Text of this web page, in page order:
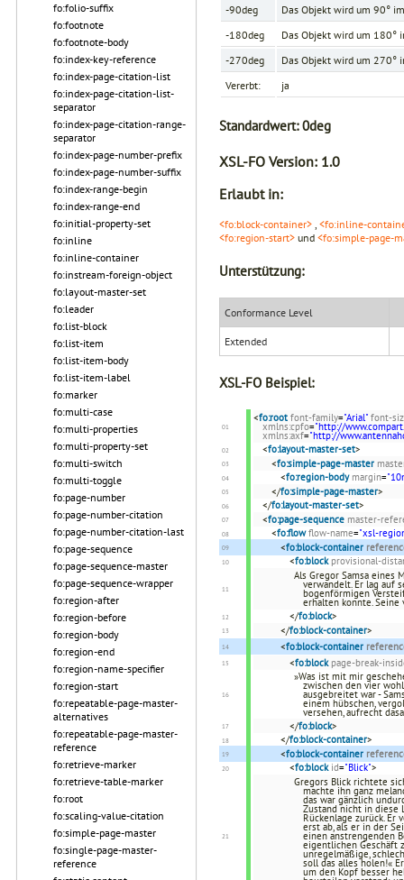
fo:folio-suffix
fo:footnote
fo:footnote-body
fo:index-key-reference
fo:index-page-citation-list
fo:index-page-citation-list-
separator
fo:index-page-citation-range-
separator
fo:index-page-number-prefix
fo:index-page-number-suffix
fo:index-range-begin
fo:index-range-end
fo:initial-property-set
fo:inline
fo:inline-container
fo:instream-foreign-object
fo:layout-master-set
fo:leader
fo:list-block
fo:list-item
fo:list-item-body
fo:list-item-label
fo:marker
fo:multi-case
fo:multi-properties
fo:multi-property-set
fo:multi-switch
fo:multi-toggle
fo:page-number
fo:page-number-citation
fo:page-number-citation-last
fo:page-sequence
fo:page-sequence-master
fo:page-sequence-wrapper
fo:region-after
fo:region-before
fo:region-body
fo:region-end
fo:region-name-specifier
fo:region-start
fo:repeatable-page-master-
alternatives
fo:repeatable-page-master-
reference
fo:retrieve-marker
fo:retrieve-table-marker
fo:root
fo:scaling-value-citation
fo:simple-page-master
fo:single-page-master-
reference
-90deg
Das Objekt wird um 90°
-180deg
Das Objekt wird um 180°
-270deg
Das Objekt wird um 270°
Vererbt:
ja
Standardwert:0deg
XSL-FO Version: 1.0
Erlaubt in:
<fo:block-container> , <fo:inline-
<fo:region-start> und <fo:simple-page-
Unterstützung:
Conformance Level
Extended
XSL-FO Beispiel:
<fo:root font-family="Arial" font-
xmlns:cpfo="http://
xmlns:axf="http://
<fo:layout-master-set>
<fo:simple-page-master
<fo:region-body margin=
</fo:simple-page-master>
</fo:layout-master-set>
<fo:page-sequence master-
<fo:flow flow-name="xsl-
<fo:block-container
<fo:block provisional-
Als Gregor Samsa eines
verwandelt. Er lag auf
bogenförmigen
erhalten konnte.
</fo:block>
</fo:block-container>
<fo:block-container
<fo:block page-break-
»Was ist mit mir
zwischen den vier
ausgebreitet war -
einem hübschen,
versehen, aufrecht
</fo:block>
</fo:block-container>
<fo:block-container
<fo:block id="Blick">
Gregors Blick richtete
machte ihn ganz
das war gänzlich
Zustand nicht in diese
Rückenlage zurück.
erst ab, als er in der
einen anstrengenden
eigentlichen Geschäft
unregelmäßige,
soll das alles holen!«
um den Kopf besser